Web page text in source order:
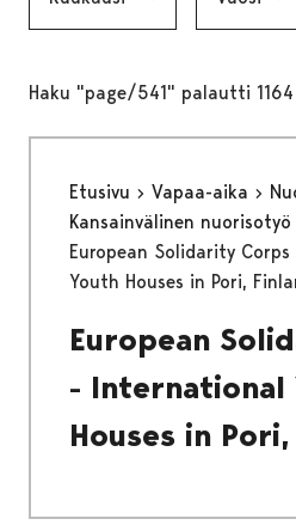
Haku "page/541" palautti
Etusivu Vapaa-aika
Kansainvälinen nuorisotyö
European Solidarity
Youth Houses in Pori,
European
- International
Houses in